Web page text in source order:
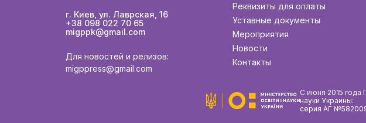
г. Киев, ул. Лаврская, 16
+38 098 022 70 65
migppk@gmail.com
Для новостей и релизов:
migppress@gmail.com
Реквизиты для оплаты
Уставные документы
Мероприятия
Новости
Контакты
С июня 2015 года
науки Украины:
серия АГ